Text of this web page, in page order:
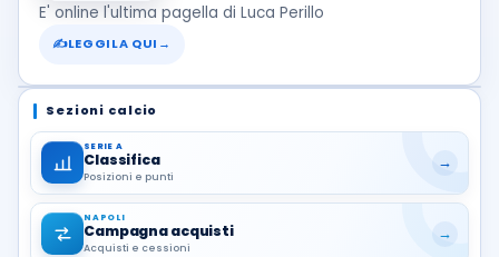
E' online l'ultima pagella di Luca Perillo
✍LEGGILA QUI →
Sezioni calcio
SERIE A
Classifica
Posizioni e punti
→
NAPOLI
Campagna acquisti
Acquisti e cessioni
→